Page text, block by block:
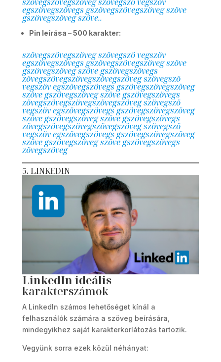
egszövegszövegs gszövegszövegszöveg szöve
gszövegszöveg szöve..
Pin leírása – 500 karakter:
szövegszövegszöveg szövegszö vegszöv
egszövegszövegs gszövegszövegszöveg szöve
gszövegszöveg szöve gszövegszövegs
zövegszövegszövegszövegszöveg szövegszö
vegszöv egszövegszövegs gszövegszövegszöveg
szöve gszövegszöveg szöve gszövegszövegs
zövegszövegszövegszövegszöveg szövegszö
vegszöv egszövegszövegs gszövegszövegszöveg
szöve gszövegszöveg szöve gszövegszövegs
zövegszövegszövegszövegszöveg szövegszö
vegszöv egszövegszövegs gszövegszövegszöveg
szöve gszövegszöveg szöve gszövegszövegs
zövegszöveg
5. LINKEDIN
LinkedIn ideális
karakterszámok
A LinkedIn számos lehetőséget kínál a
felhasználók számára a szöveg beírására,
mindegyikhez saját karakterkorlátozás tartozik.
Vegyünk sorra ezek közül néhányat: